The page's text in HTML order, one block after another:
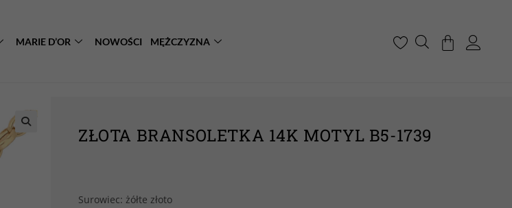
MARIE D’OR NOWOŚCI MĘŻCZYZNA
ZŁOTA BRANSOLETKA 14K MOTYL B5-1739
Surowiec: żółte złoto